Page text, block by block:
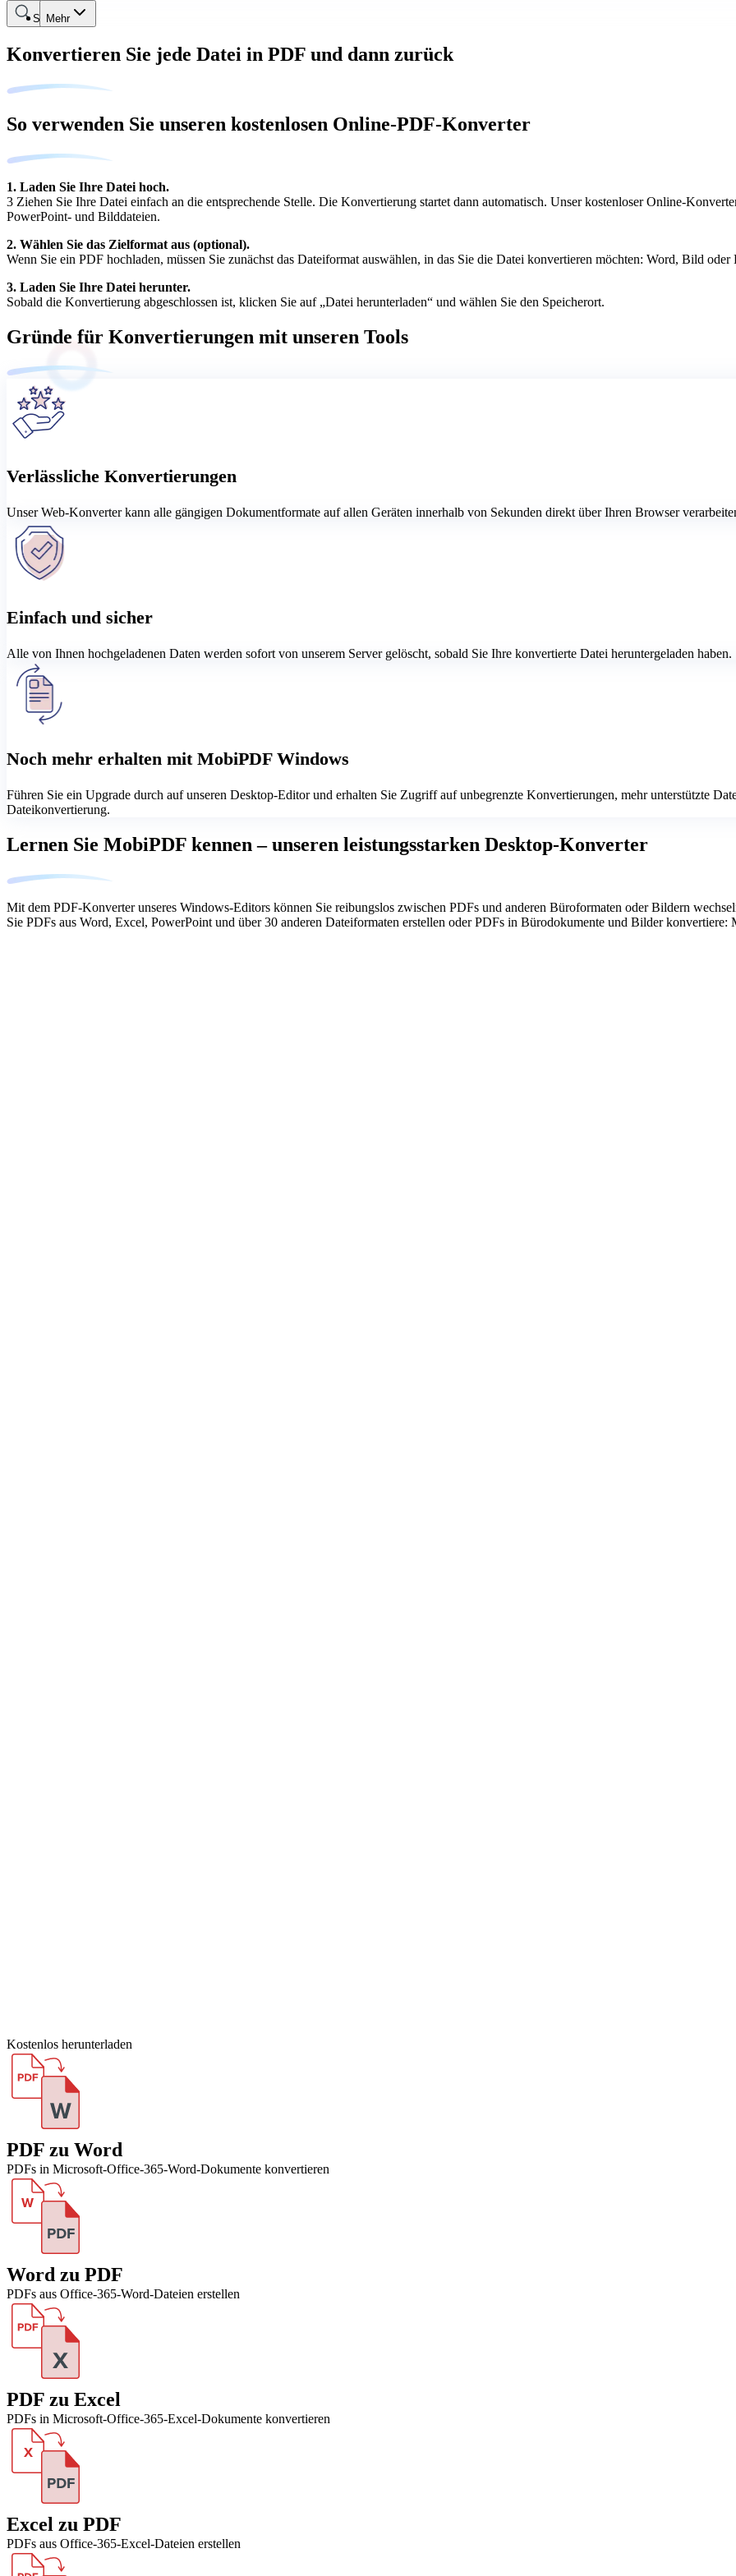
Mehr
Suche
Konvertieren Sie jede Datei in PDF und dann zurück
So verwenden Sie unseren kostenlosen Online-PDF-Konverter
1. Laden Sie Ihre Datei hoch.
3 Ziehen Sie Ihre Datei einfach an die entsprechende Stelle. Die Konvertierung startet dann automatisch. Unser kostenloser Online-
PowerPoint- und Bilddateien.
2. Wählen Sie das Zielformat aus (optional).
Wenn Sie ein PDF hochladen, müssen Sie zunächst das Dateiformat auswählen, in das Sie die Datei konvertieren möchten: Word, Bild oder
3. Laden Sie Ihre Datei herunter.
Sobald die Konvertierung abgeschlossen ist, klicken Sie auf „Datei herunterladen“ und wählen Sie den Speicherort.
Gründe für Konvertierungen mit unseren Tools
Verlässliche Konvertierungen
Unser Web-Konverter kann alle gängigen Dokumentformate auf allen Geräten innerhalb von Sekunden direkt über Ihren Browser
Einfach und sicher
Alle von Ihnen hochgeladenen Daten werden sofort von unserem Server gelöscht, sobald Sie Ihre konvertierte Datei heruntergeladen haben.
Noch mehr erhalten mit MobiPDF Windows
Führen Sie ein Upgrade durch auf unseren Desktop-Editor und erhalten Sie Zugriff auf unbegrenzte Konvertierungen, mehr unterstützte
Dateikonvertierung.
Lernen Sie MobiPDF kennen – unseren leistungsstarken Desktop-Konverter
Mit dem PDF-Konverter unseres Windows-Editors können Sie reibungslos zwischen PDFs und anderen Büroformaten oder Bildern
Sie PDFs aus Word, Excel, PowerPoint und über 30 anderen Dateiformaten erstellen oder PDFs in Bürodokumente und Bilder
Kostenlos herunterladen
PDF zu Word
PDFs in Microsoft-Office-365-Word-Dokumente konvertieren
Word zu PDF
PDFs aus Office-365-Word-Dateien erstellen
PDF zu Excel
PDFs in Microsoft-Office-365-Excel-Dokumente konvertieren
Excel zu PDF
PDFs aus Office-365-Excel-Dateien erstellen